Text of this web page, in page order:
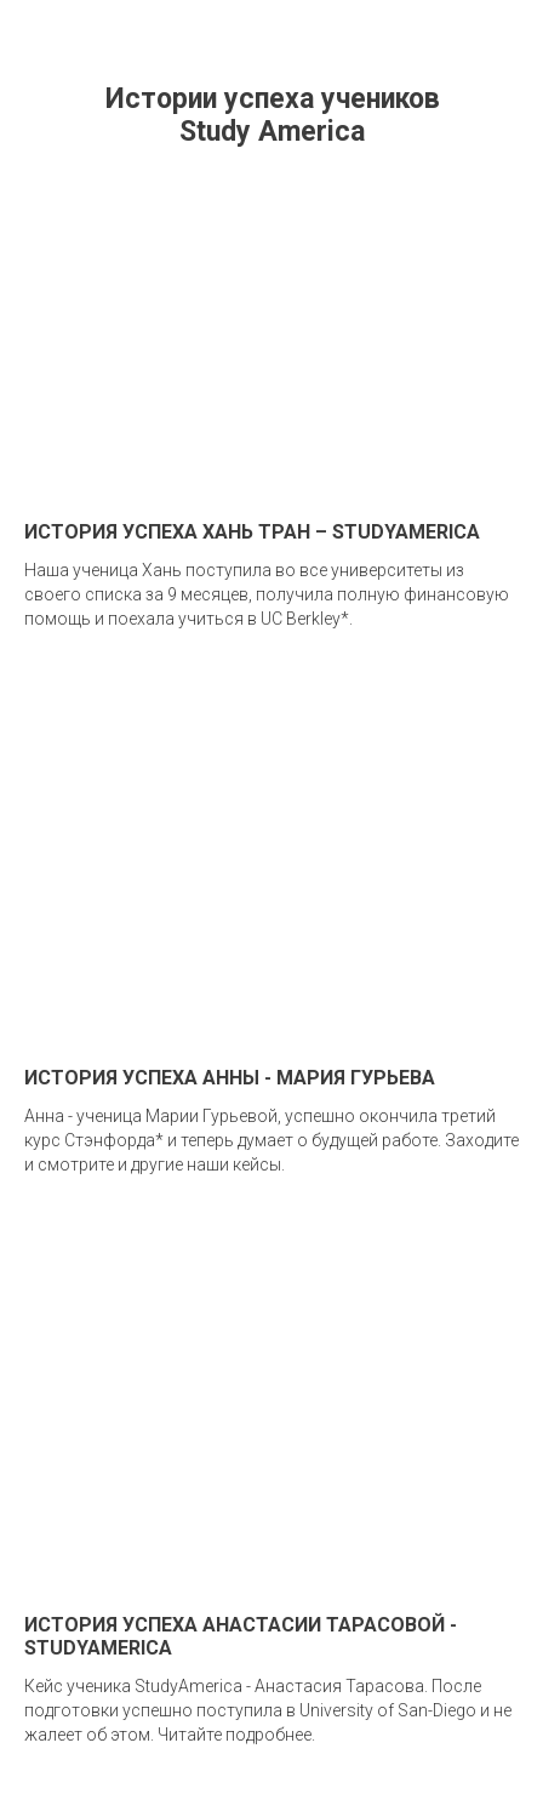
Истории успеха учеников
Study America
ИСТОРИЯ УСПЕХА ХАНЬ ТРАН – STUDYAMERICA
Наша ученица Хань поступила во все университеты из
своего списка за 9 месяцев, получила полную финансовую
помощь и поехала учиться в UC Berkley*.
ИСТОРИЯ УСПЕХА АННЫ - МАРИЯ ГУРЬЕВА
Анна - ученица Марии Гурьевой, успешно окончила третий
курс Стэнфорда* и теперь думает о будущей работе. Заходите
и смотрите и другие наши кейсы.
ИСТОРИЯ УСПЕХА АНАСТАСИИ ТАРАСОВОЙ -
STUDYAMERICA
Кейс ученика StudyAmerica - Анастасия Тарасова. После
подготовки успешно поступила в University of San-Diego и не
жалеет об этом. Читайте подробнее.
© 2026 StudyGlobal.
разрешено только при наличии активной ссылки. Все
права защищены.